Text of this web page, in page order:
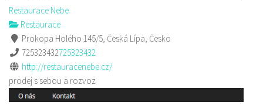
Restaurace Nebe
Restaurace
Prokopa Holého 145/5, Česká Lípa, Česko
725323432725323432
http://restauracenebe.cz/
prodej s sebou a rozvoz